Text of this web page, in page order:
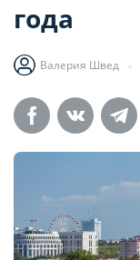
года
Валерия Швед